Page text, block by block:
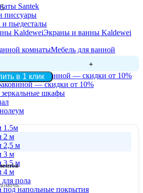
Santek
писсуары
пьедесталы
Экраны и ванны Kaldewei
Мебель для ванной
мебели для ванной — скидки от 10%
— скидки от 10%
зеркальные шкафы
1.5м
2 м
2,5 м
3 м
3,5 м
4 м
пола
под напольные покрытия
Керамический картридж
485
600 мм
покрытие
180
360
мм 65
в 1 клик